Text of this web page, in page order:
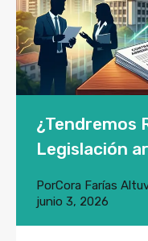
¿Tendremos
Legislación
PorCora Farías
junio 3, 2026